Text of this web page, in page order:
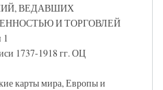
ВЕДАВШИХ
И ТОРГОВЛЕЙ
1737-1918 гг. ОЦ
карты мира, Европы и